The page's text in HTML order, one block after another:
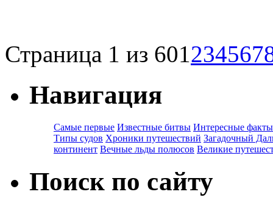
Страница 1 из 601234567
Навигация
Самые первые Известные битвы Интересные факты
Типы судов Хроники путешествий Загадочный
континент Вечные льды полюсов Великие
Поиск по сайту